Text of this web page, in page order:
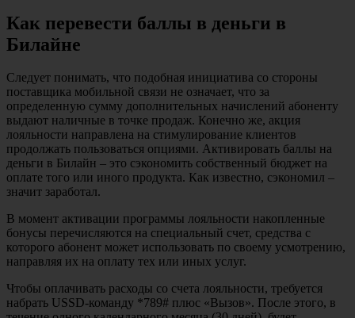
Как перевести баллы в деньги в
Билайне
Следует понимать, что подобная инициатива со стороны
поставщика мобильной связи не означает, что за
определенную сумму дополнительных начислений абоненту
выдают наличные в точке продаж. Конечно же, акция
лояльности направлена на стимулирование клиентов
продолжать пользоваться опциями. Активировать баллы на
деньги в Билайн – это сэкономить собственный бюджет на
оплате того или иного продукта. Как известно, сэкономил –
значит заработал.
В момент активации программы лояльности накопленные
бонусы перечисляются на специальный счет, средства с
которого абонент может использовать по своему усмотрению,
направляя их на оплату тех или иных услуг.
Чтобы оплачивать расходы со счета лояльности, требуется
набрать USSD-команду *789# плюс «Вызов». После этого, в